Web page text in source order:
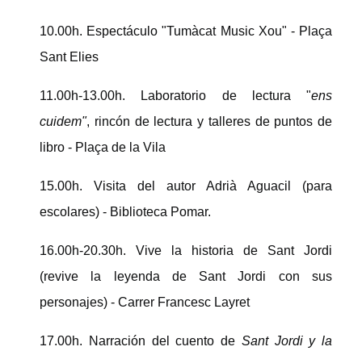
10.00h. Espectáculo "Tumàcat Music Xou" - Plaça
Sant Elies
11.00h-13.00h. Laboratorio de lectura "ens
cuidem", rincón de lectura y talleres de puntos de
libro - Plaça de la Vila
15.00h. Visita del autor Adrià Aguacil (para
escolares) - Biblioteca Pomar.
16.00h-20.30h. Vive la historia de Sant Jordi
(revive la leyenda de Sant Jordi con sus
personajes) - Carrer Francesc Layret
17.00h. Narración del cuento de Sant Jordi y la